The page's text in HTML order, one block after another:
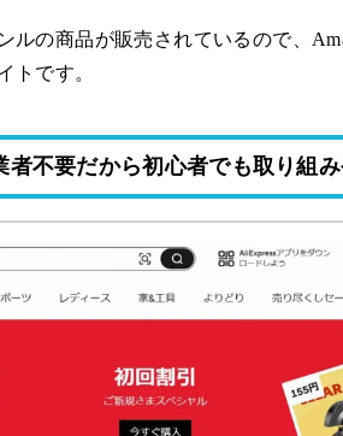
ルの商品が販売されているので、
トです。
者不要だから初心者でも取り組